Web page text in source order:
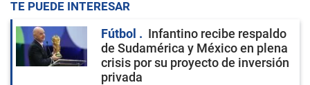
TE PUEDE INTERESAR
Fútbol
Infantino recibe respaldo
de Sudamérica y México en plena
crisis por su proyecto de inversión
privada